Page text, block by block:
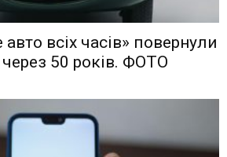
всіх часів» повернули
50 років. ФОТО